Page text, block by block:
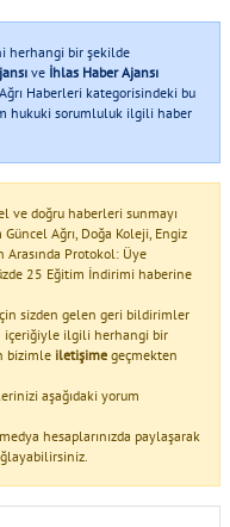
herhangi bir şekilde
ve İhlas Haber Ajansı
Haberleri kategorisindeki bu
hukuki sorumluluk ilgili haber
ve doğru haberleri sunmayı
Ağrı, Doğa Koleji, Engiz
Arasında Protokol: Üye
25 Eğitim İndirimi haberine
sizden gelen geri bildirimler
içeriğiyle ilgili herhangi bir
bizimle iletişime geçmekten
aşağıdaki yorum
hesaplarınızda paylaşarak